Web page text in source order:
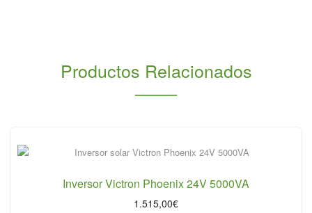
Productos Relacionados
Inversor Victron Phoenix 24V 5000VA
1.515,00€